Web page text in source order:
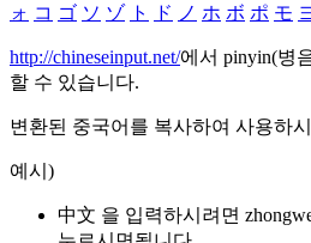
ォ コ ゴ ソ ゾ ト ド ノ ホ ボ ポ モ
http://chineseinput.net/에서 pinyin(병
할 수 있습니다.
변환된 중국어를 복사하여 사용하
예시)
中文 을 입력하시려면